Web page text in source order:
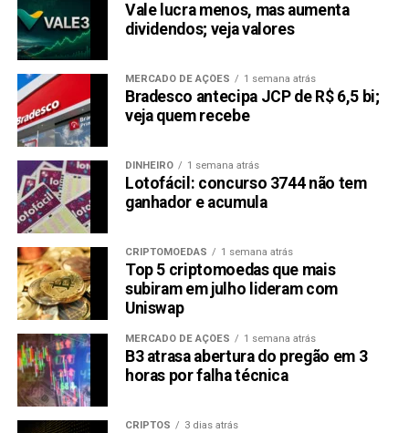
Vale lucra menos, mas aumenta
dividendos; veja valores
MERCADO DE AÇÕES 1 semana atrás
Bradesco antecipa JCP de R$ 6,5 bi;
veja quem recebe
DINHEIRO 1 semana atrás
Lotofácil: concurso 3744 não tem
ganhador e acumula
CRIPTOMOEDAS 1 semana atrás
Top 5 criptomoedas que mais
subiram em julho lideram com
Uniswap
MERCADO DE AÇÕES 1 semana atrás
B3 atrasa abertura do pregão em 3
horas por falha técnica
CRIPTOS 3 dias atrás